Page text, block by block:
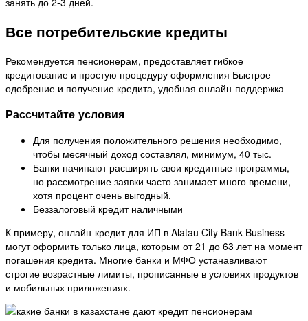
Все потребительские кредиты
Рекомендуется пенсионерам, предоставляет гибкое
кредитование и простую процедуру оформления Быстрое
одобрение и получение кредита, удобная онлайн-поддержка
Рассчитайте условия
Для получения положительного решения необходимо,
чтобы месячный доход составлял, минимум, 40 тыс.
Банки начинают расширять свои кредитные программы,
но рассмотрение заявки часто занимает много времени,
хотя процент очень выгодный.
Беззалоговый кредит наличными
К примеру, онлайн-кредит для ИП в Alatau City Bank Business
могут оформить только лица, которым от 21 до 63 лет на момент
погашения кредита. Многие банки и МФО устанавливают
строгие возрастные лимиты, прописанные в условиях продуктов
и мобильных приложениях.